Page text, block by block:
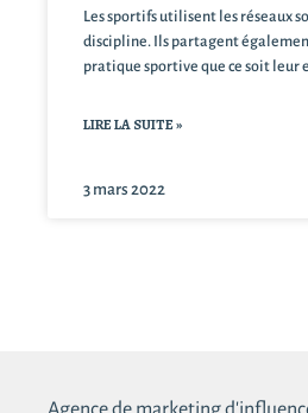
Les sportifs utilisent les réseaux
discipline. Ils partagent
pratique sportive que ce soit
LIRE LA SUITE »
3 mars 2022